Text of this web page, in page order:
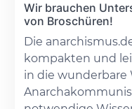
Wir brauchen
von Broschüren!
Die
kompakten und
in die wunderbare